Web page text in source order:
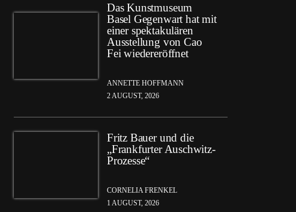
Das Kunstmuseum
Basel Gegenwart hat mit
einer spektakulären
Ausstellung von Cao
Fei wiedereröffnet
ANNETTE HOFFMANN
2 AUGUST, 2026
Fritz Bauer und die
„Frankfurter Auschwitz-
Prozesse“
CORNELIA FRENKEL
1 AUGUST, 2026